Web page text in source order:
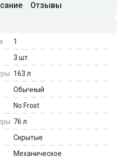
Отзывы
1
3 шт.
163 л
Обычный
No Frost
76 л
Скрытые
Механическое